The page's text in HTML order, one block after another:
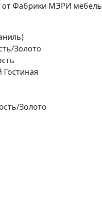
Фабрики МЭРИ мебель
Золото
Гостиная
Золото